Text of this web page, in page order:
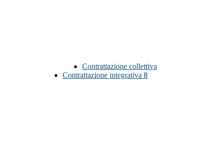
Contrattazione collettiva
Contrattazione integrativa 8